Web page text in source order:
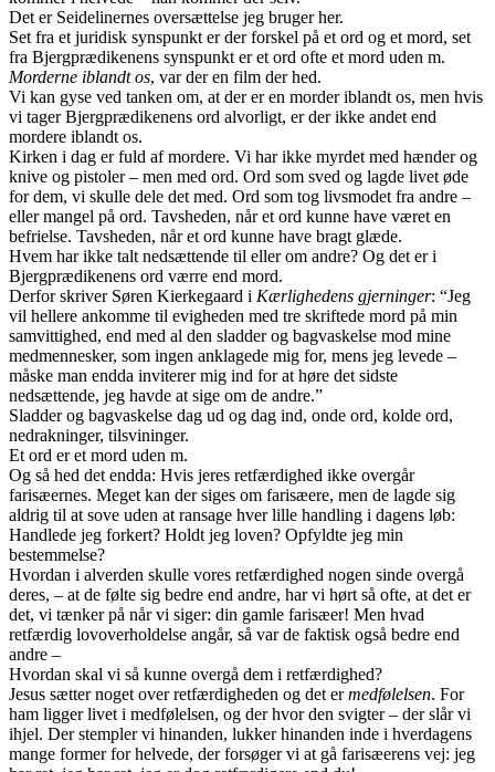
Det er Seidelinernes oversættelse jeg bruger her.
Set fra et juridisk synspunkt er der forskel på et ord og et mord, set
fra Bjergprædikenens synspunkt er et ord ofte et mord uden m.
Morderne iblandt os, var der en film der hed.
Vi kan gyse ved tanken om, at der er en morder iblandt os, men hvis
vi tager Bjergprædikenens ord alvorligt, er der ikke andet end
mordere iblandt os.
Kirken i dag er fuld af mordere. Vi har ikke myrdet med hænder og
knive og pistoler – men med ord. Ord som sved og lagde livet øde
for dem, vi skulle dele det med. Ord som tog livsmodet fra andre –
eller mangel på ord. Tavsheden, når et ord kunne have været en
befrielse. Tavsheden, når et ord kunne have bragt glæde.
Hvem har ikke talt nedsættende til eller om andre? Og det er i
Bjergprædikenens ord værre end mord.
Derfor skriver Søren Kierkegaard i Kærlighedens gjerninger: “Jeg
vil hellere ankomme til evigheden med tre skriftede mord på min
samvittighed, end med al den sladder og bagvaskelse mod mine
medmennesker, som ingen anklagede mig for, mens jeg levede –
måske man endda inviterer mig ind for at høre det sidste
nedsættende, jeg havde at sige om de andre.”
Sladder og bagvaskelse dag ud og dag ind, onde ord, kolde ord,
nedrakninger, tilsvininger.
Et ord er et mord uden m.
Og så hed det endda: Hvis jeres retfærdighed ikke overgår
farisæernes. Meget kan der siges om farisæere, men de lagde sig
aldrig til at sove uden at ransage hver lille handling i dagens løb:
Handlede jeg forkert? Holdt jeg loven? Opfyldte jeg min
bestemmelse?
Hvordan i alverden skulle vores retfærdighed nogen sinde overgå
deres, – at de følte sig bedre end andre, har vi hørt så ofte, at det er
det, vi tænker på når vi siger: din gamle farisæer! Men hvad
retfærdig lovoverholdelse angår, så var de faktisk også bedre end
andre –
Hvordan skal vi så kunne overgå dem i retfærdighed?
Jesus sætter noget over retfærdigheden og det ermedfølelsen. For
ham ligger livet i medfølelsen, og der hvor den svigter – der slår vi
ihjel. Der stempler vi hinanden, lukker hinanden inde i hverdagens
mange former for helvede, der forsøger vi at gå farisæerens vej: jeg